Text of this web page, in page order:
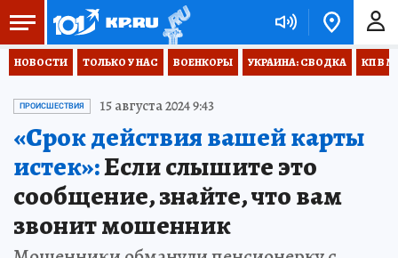
НОВОСТИ ТОЛЬКО У НАС ВОЕНКОРЫ УКРАИНА: СВОДКА КП В
ПРОИСШЕСТВИЯ 15 августа 2024 9:43
«Срок действия вашей карты
истек»:Если слышите это
сообщение, знайте, что вам
звонит мошенник